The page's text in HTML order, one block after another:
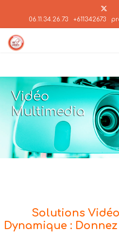
06.11.34.26.73 +611342673
Solutions
Dynamique :